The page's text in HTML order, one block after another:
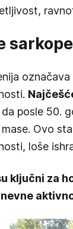
posle 50.
mase. Ovo
loše
ključni za